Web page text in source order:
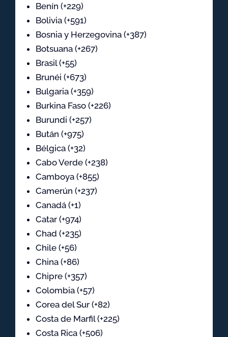
Benín (+229)
Bolivia (+591)
Bosnia y Herzegovina (+387)
Botsuana (+267)
Brasil (+55)
Brunéi (+673)
Bulgaria (+359)
Burkina Faso (+226)
Burundi (+257)
Bután (+975)
Bélgica (+32)
Cabo Verde (+238)
Camboya (+855)
Camerún (+237)
Canadá (+1)
Catar (+974)
Chad (+235)
Chile (+56)
China (+86)
Chipre (+357)
Colombia (+57)
Corea del Sur (+82)
Costa de Marfil (+225)
Costa Rica (+506)